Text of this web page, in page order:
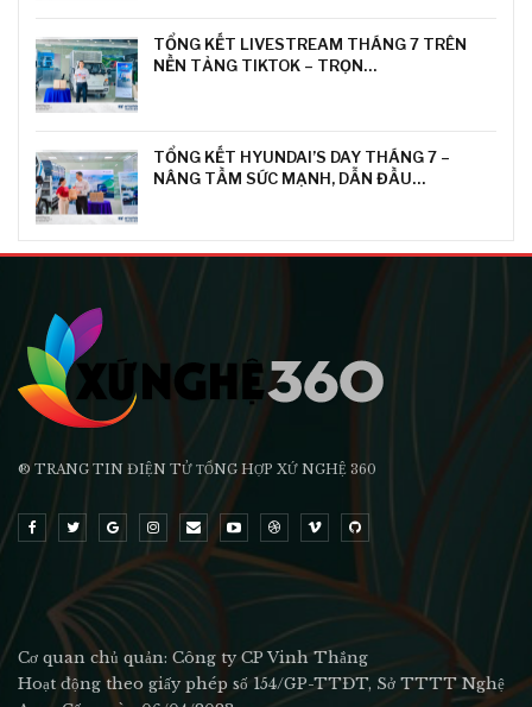
TỔNG KẾT LIVESTREAM THÁNG 7 TRÊN
NỀN TẢNG TIKTOK – TRỌN…
TỔNG KẾT HYUNDAI’S DAY THÁNG 7 –
NÂNG TẦM SỨC MẠNH, DẪN ĐẦU…
® TRANG TIN ĐIỆN TỬ ТỔNG HỢP XỨ NGHỆ 360
Cơ quan chủ quản: Công ty CP Vinh Thắng
Hoạt động theo giấy phép số 154/GP-TTĐT, Sở TTTT Nghệ